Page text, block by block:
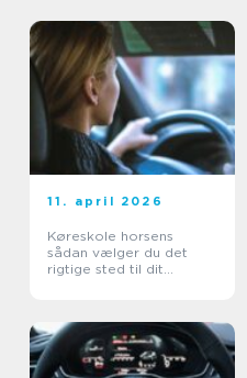
11. april 2026
Køreskole horsens
sådan vælger du det
rigtige sted til dit